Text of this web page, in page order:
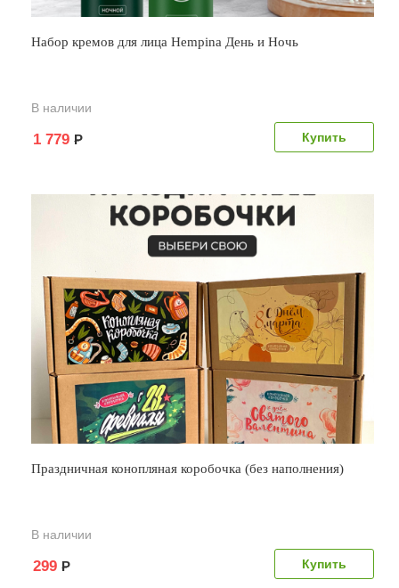
Набор кремов для лица Hempina День и Ночь
В наличии
1 779 Р
Праздничная конопляная коробочка (без наполнения)
В наличии
299 Р